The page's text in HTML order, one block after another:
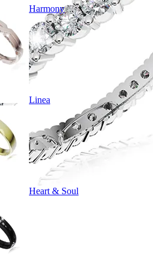
Harmony
Linea
Heart & Soul